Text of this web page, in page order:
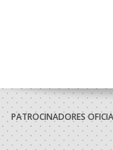
PATROCINADORES